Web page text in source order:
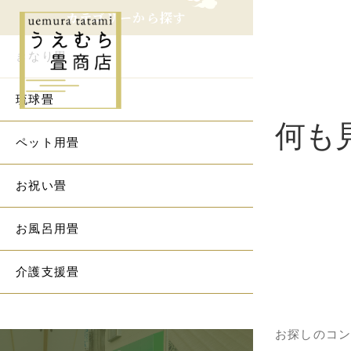
何も
お探しのコ
カテゴリーから探す
きなり畳
琉球畳
ペット用畳
お祝い畳
お風呂用畳
介護支援畳